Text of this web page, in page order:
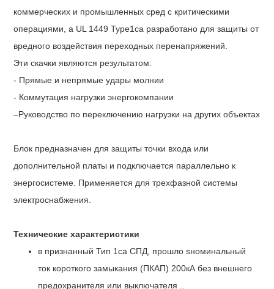
коммерческих и промышленных сред с критическими
операциями, а UL 1449 Type1ca разработано для защиты от
вредного воздействия переходных перенапряжений.
Эти скачки являются результатом:
- Прямые и непрямые удары молнии
- Коммутация нагрузки энергокомпании
–Руководство по переключению нагрузки на других объектах
Блок предназначен для защиты точки входа или
дополнительной платы и подключается параллельно к
энергосистеме. Применяется для трехфазной системы
электроснабжения.
Технические характеристики
в признанный Тип 1ca СПД , прошло sноминальный
ток короткого замыкания (ПКАП) 200кА без внешнего
предохранителя или выключателя ..